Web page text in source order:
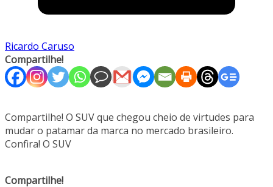
Ricardo Caruso
Compartilhe!
Compartilhe! O SUV que chegou cheio de virtudes para
mudar o patamar da marca no mercado brasileiro.
Confira! O SUV
Compartilhe!